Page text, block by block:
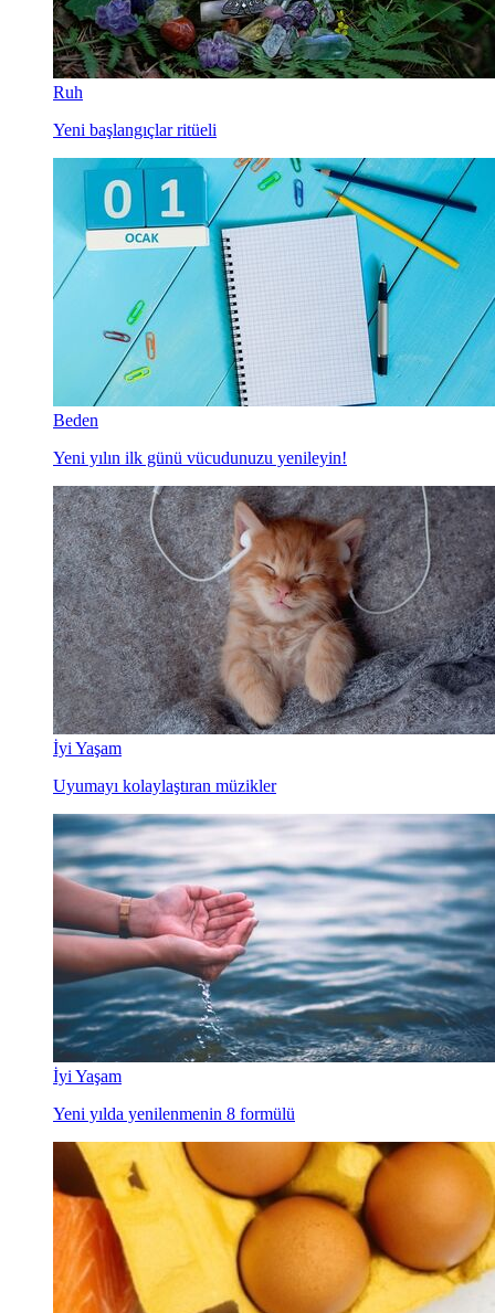
Ruh
Yeni başlangıçlar ritüeli
Beden
Yeni yılın ilk günü vücudunuzu yenileyin!
İyi Yaşam
Uyumayı kolaylaştıran müzikler
İyi Yaşam
Yeni yılda yenilenmenin 8 formülü